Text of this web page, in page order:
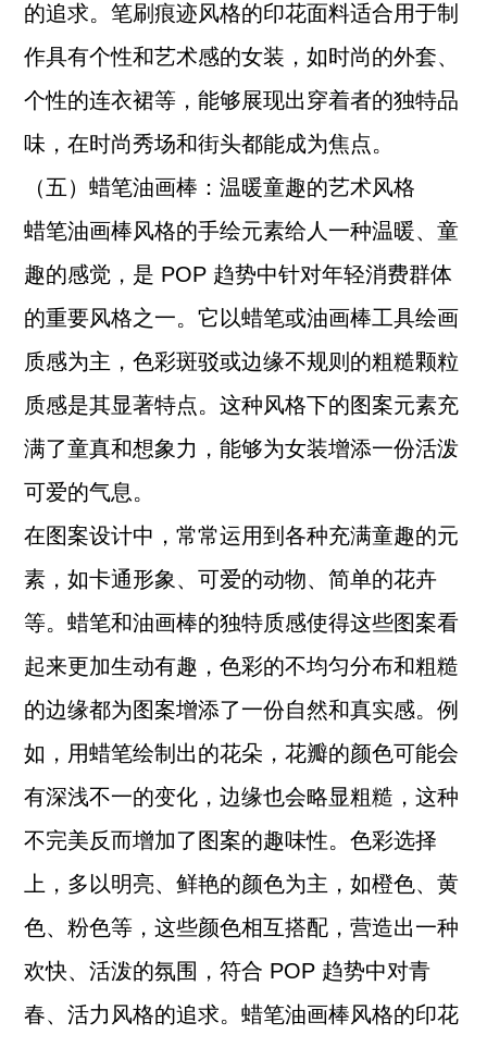
的追求。笔刷痕迹风格的印花面料适合用于制
作具有个性和艺术感的女装，如时尚的外套、
个性的连衣裙等，能够展现出穿着者的独特品
味，在时尚秀场和街头都能成为焦点。
（五）蜡笔油画棒：温暖童趣的艺术风格
蜡笔油画棒风格的手绘元素给人一种温暖、童
趣的感觉，是 POP 趋势中针对年轻消费群体
的重要风格之一。它以蜡笔或油画棒工具绘画
质感为主，色彩斑驳或边缘不规则的粗糙颗粒
质感是其显著特点。这种风格下的图案元素充
满了童真和想象力，能够为女装增添一份活泼
可爱的气息。
在图案设计中，常常运用到各种充满童趣的元
素，如卡通形象、可爱的动物、简单的花卉
等。蜡笔和油画棒的独特质感使得这些图案看
起来更加生动有趣，色彩的不均匀分布和粗糙
的边缘都为图案增添了一份自然和真实感。例
如，用蜡笔绘制出的花朵，花瓣的颜色可能会
有深浅不一的变化，边缘也会略显粗糙，这种
不完美反而增加了图案的趣味性。色彩选择
上，多以明亮、鲜艳的颜色为主，如橙色、黄
色、粉色等，这些颜色相互搭配，营造出一种
欢快、活泼的氛围，符合 POP 趋势中对青
春、活力风格的追求。蜡笔油画棒风格的印花